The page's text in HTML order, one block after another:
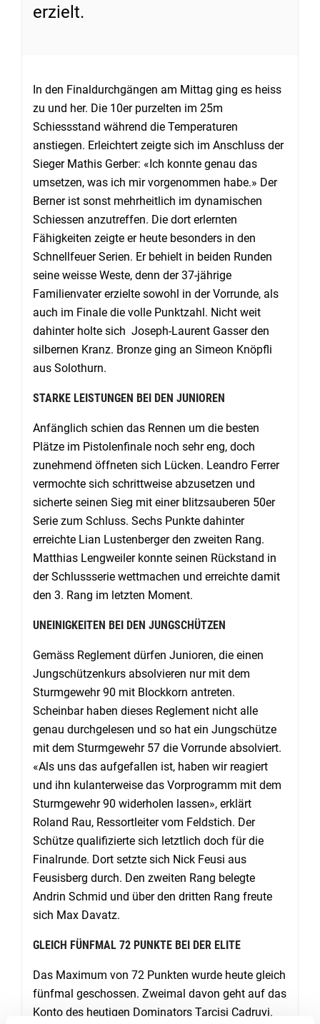
erzielt.
In den Finaldurchgängen am Mittag ging es heiss
zu und her. Die 10er purzelten im 25m
Schiessstand während die Temperaturen
anstiegen. Erleichtert zeigte sich im Anschluss der
Sieger Mathis Gerber: «Ich konnte genau das
umsetzen, was ich mir vorgenommen habe.» Der
Berner ist sonst mehrheitlich im dynamischen
Schiessen anzutreffen. Die dort erlernten
Fähigkeiten zeigte er heute besonders in den
Schnellfeuer Serien. Er behielt in beiden Runden
seine weisse Weste, denn der 37-jährige
Familienvater erzielte sowohl in der Vorrunde, als
auch im Finale die volle Punktzahl. Nicht weit
dahinter holte sich Joseph-Laurent Gasser den
silbernen Kranz. Bronze ging an Simeon Knöpfli
aus Solothurn.
STARKE LEISTUNGEN BEI DEN JUNIOREN
Anfänglich schien das Rennen um die besten
Plätze im Pistolenfinale noch sehr eng, doch
zunehmend öffneten sich Lücken. Leandro Ferrer
vermochte sich schrittweise abzusetzen und
sicherte seinen Sieg mit einer blitzsauberen 50er
Serie zum Schluss. Sechs Punkte dahinter
erreichte Lian Lustenberger den zweiten Rang.
Matthias Lengweiler konnte seinen Rückstand in
der Schlussserie wettmachen und erreichte damit
den 3. Rang im letzten Moment.
UNEINIGKEITEN BEI DEN JUNGSCHÜTZEN
Gemäss Reglement dürfen Junioren, die einen
Jungschützenkurs absolvieren nur mit dem
Sturmgewehr 90 mit Blockkorn antreten.
Scheinbar haben dieses Reglement nicht alle
genau durchgelesen und so hat ein Jungschütze
mit dem Sturmgewehr 57 die Vorrunde absolviert.
«Als uns das aufgefallen ist, haben wir reagiert
und ihn kulanterweise das Vorprogramm mit dem
Sturmgewehr 90 widerholen lassen», erklärt
Roland Rau, Ressortleiter vom Feldstich. Der
Schütze qualifizierte sich letztlich doch für die
Finalrunde. Dort setzte sich Nick Feusi aus
Feusisberg durch. Den zweiten Rang belegte
Andrin Schmid und über den dritten Rang freute
sich Max Davatz.
GLEICH FÜNFMAL 72 PUNKTE BEI DER ELITE
Das Maximum von 72 Punkten wurde heute gleich
fünfmal geschossen. Zweimal davon geht auf das
Konto des heutigen Dominators Tarcisi Cadruvi.